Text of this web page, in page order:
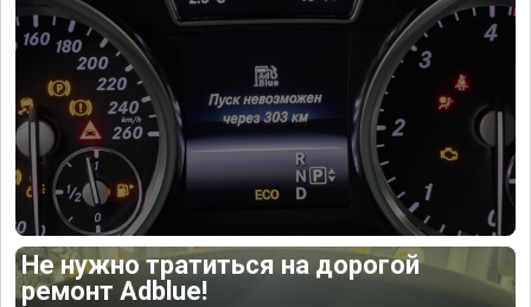
Не нужно тратиться на дорогой
ремонт Adblue!